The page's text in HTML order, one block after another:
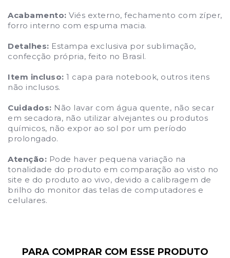
Acabamento: Viés externo, fechamento com zíper,
forro interno com espuma macia.
Detalhes: Estampa exclusiva por sublimação,
confecção própria, feito no Brasil.
Item incluso: 1 capa para notebook, outros itens
não inclusos.
Cuidados: Não lavar com água quente, não secar
em secadora, não utilizar alvejantes ou produtos
químicos, não expor ao sol por um período
prolongado.
Atenção: Pode haver pequena variação na
tonalidade do produto em comparação ao visto no
site e do produto ao vivo, devido a calibragem de
brilho do monitor das telas de computadores e
celulares.
PARA COMPRAR COM ESSE PRODUTO